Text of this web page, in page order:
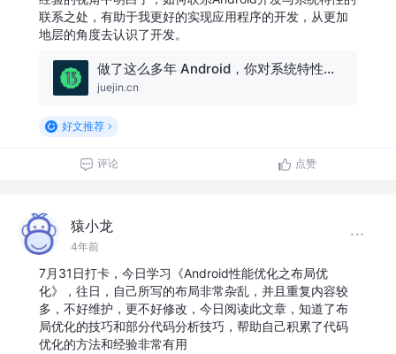
联系之处，有助于我更好的实现应用程序的开发，从更加
地层的角度去认识了开发。
做了这么多年 Android，你对系统特性有多熟悉？
juejin.cn
好文推荐
评论 点赞
猿小龙
4年前
7月31日打卡，今日学习《Android性能优化之布局优
化》，往日，自己所写的布局非常杂乱，并且重复内容较
多，不好维护，更不好修改，今日阅读此文章，知道了布
局优化的技巧和部分代码分析技巧，帮助自己积累了代码
优化的方法和经验非常有用